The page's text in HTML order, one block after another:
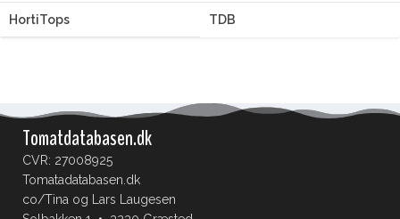
HortiTops TDB
Tomatdatabasen.dk
CVR: 27008925
Tomatadatabasen.dk
co/Tina og Lars Laugesen